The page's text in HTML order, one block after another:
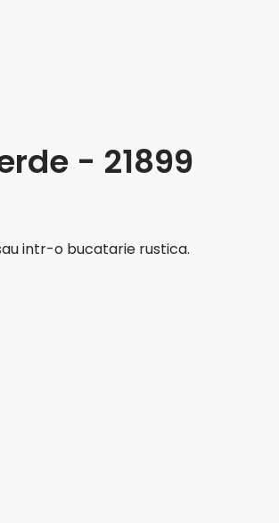
- 21899
intr-o bucatarie rustica.